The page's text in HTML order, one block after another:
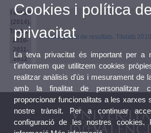
I estudi
(2014).
Titulats
2010-
2011-
2012
Informe global de resultats. Titulats
Cookies i política
privacitat
La teva privacitat és important per a
t'informem que utilitzem cookies
realitzar anàlisis d'ús i mesurament de
amb la finalitat de personalitzar
proporcionar funcionalitats a les xarxes
nostre trànsit. Per a continuar
configuració de les nostres cookies.